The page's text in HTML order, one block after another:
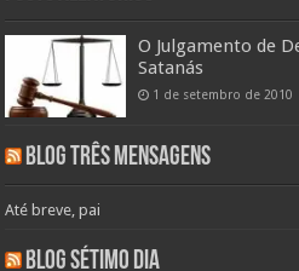
O Julgamento de
Satanás
1 de setembro de 2010
Blog Três Mensagens
Até breve, pai
Blog Sétimo Dia